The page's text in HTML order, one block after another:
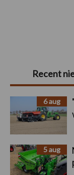
Primaire
Sidebar
Recent
6 aug
5 aug